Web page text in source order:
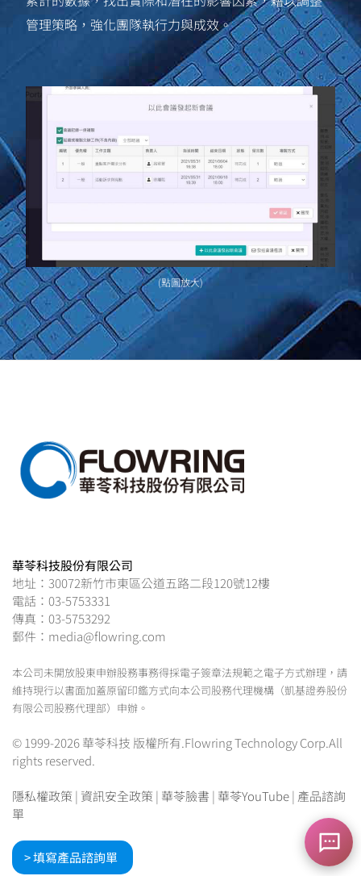
管理策略，強化團隊執行力與成效。
(點圖放大)
華苓科技股份有限公司
地址：30072新竹市東區公道五路二段120號12樓
電話：03-5753331
傳真：03-5753292
郵件：media@flowring.com
本公司未開放股東申辦股務事務得採電子簽章法規範之電子方式辦理，請
維持現行以書面加蓋原留印鑑方式向本公司股務代理機構（凱基證券股份
有限公司股務代理部）申辦。
© 1999-2026 華苓科技 版權所有.Flowring Technology Corp.All
rights reserved.
隱私權政策 | 資訊安全政策 | 華苓臉書 | 華苓YouTube| 產品諮詢
單
> 填寫產品諮詢單